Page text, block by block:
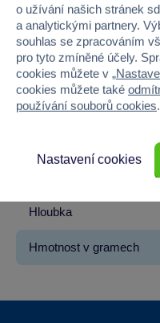
Řada
Věk od
Pohlaví
Hloubka
Hmotnost v gramech
o užívání našich stránek
a analytickými partnery.
souhlas se zpracováním
pro tyto zmíněné účely.
cookies můžete v „
cookies můžete také
používání souborů cookies.
Nastavení cookies